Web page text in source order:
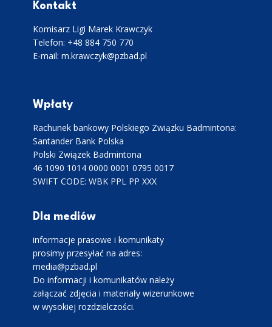
Kontakt
Komisarz Ligi Marek Krawczyk
Telefon: +48 884 750 770
E-mail: m.krawczyk@pzbad.pl
Wpłaty
Rachunek bankowy Polskiego Związku Badmintona:
Santander Bank Polska
Polski Związek Badmintona
46 1090 1014 0000 0001 0795 0017
SWIFT CODE: WBK PPL PP XXX
Dla mediów
informacje prasowe i komunikaty
prosimy przesyłać na adres:
media@pzbad.pl
Do informacji i komunikatów należy
załączać zdjęcia i materiały wizerunkowe
w wysokiej rozdzielczości.